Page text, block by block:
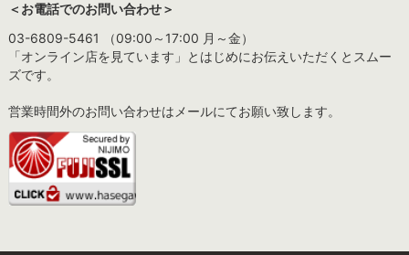
＜お電話でのお問い合わせ＞
03-6809-5461 （09:00～17:00 月～金）
「オンライン店を見ています」とはじめにお伝えいただくとスムー
ズです。
営業時間外のお問い合わせはメールにてお願い致します。